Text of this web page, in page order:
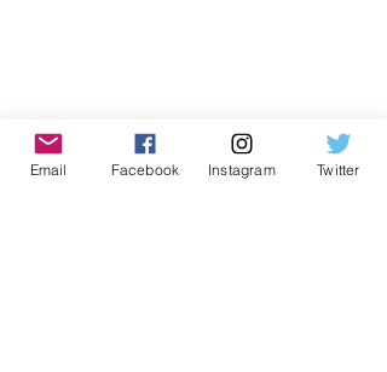
Email Facebook Instagram Twitter